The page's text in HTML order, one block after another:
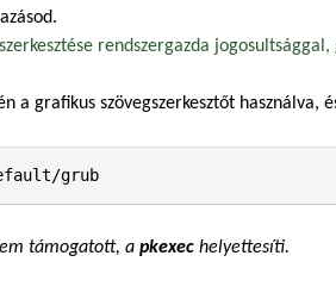
rendszergazda
a grafikus szövegszerkesztőt
gksu pluma /etc/default/grub
támogatott, a pkexec helyettesíti.